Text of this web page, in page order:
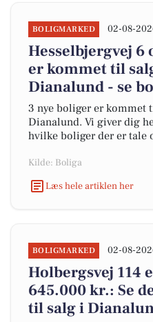
BOLIGMARKED 02-08-
Hesselbjergvej 6
er kommet til
Dianalund - se
3 nye boliger er kommet
Dianalund. Vi giver dig
hvilke boliger der er tale
Kilde: Boliga
Læs hele artiklen her
BOLIGMARKED 02-08-
Holbergsvej 114
645.000 kr.: Se
til salg i